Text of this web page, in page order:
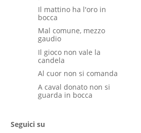
Il mattino ha l'oro in
bocca
Mal comune, mezzo
gaudio
Il gioco non vale la
candela
Al cuor non si comanda
A caval donato non si
guarda in bocca
Seguici su